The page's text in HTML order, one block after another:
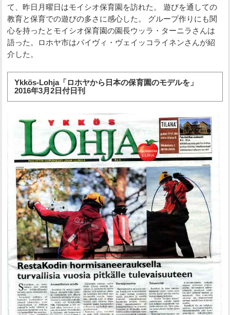
て、昨日月曜日はモイシオ保育園を訪れた。 遊びを通しての
教育と保育での遊びの多さに感心した。 グループ作りにも関
心を持ったとモイシオ保育園の園長ウッラ・ターニラさんは
語った。ロホヤ市はパイヴィ・ヴェイッコライネンさんが紹
介した。
Ykkös-Lohja「ロホヤから日本の保育園のモデルを」
2016年3月2日付日刊